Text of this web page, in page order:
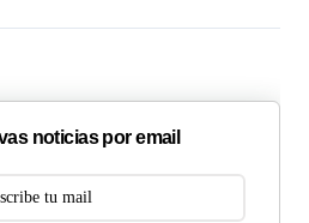
noticias por email